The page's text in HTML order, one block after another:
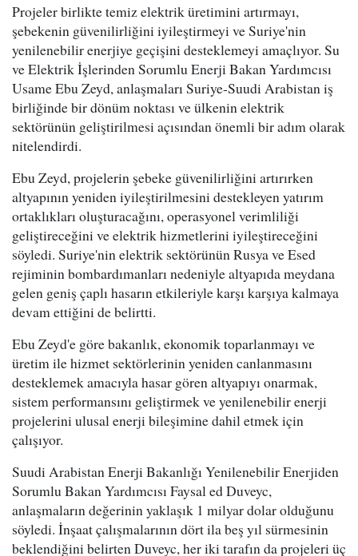
Projeler birlikte temiz elektrik üretimini artırmayı,
şebekenin güvenilirliğini iyileştirmeyi ve Suriye'nin
yenilenebilir enerjiye geçişini desteklemeyi amaçlıyor. Su
ve Elektrik İşlerinden Sorumlu Enerji Bakan Yardımcısı
Usame Ebu Zeyd, anlaşmaları Suriye-Suudi Arabistan iş
birliğinde bir dönüm noktası ve ülkenin elektrik
sektörünün geliştirilmesi açısından önemli bir adım olarak
nitelendirdi.
Ebu Zeyd, projelerin şebeke güvenilirliğini artırırken
altyapının yeniden iyileştirilmesini destekleyen yatırım
ortaklıkları oluşturacağını, operasyonel verimliliği
geliştireceğini ve elektrik hizmetlerini iyileştireceğini
söyledi. Suriye'nin elektrik sektörünün Rusya ve Esed
rejiminin bombardımanları nedeniyle altyapıda meydana
gelen geniş çaplı hasarın etkileriyle karşı karşıya kalmaya
devam ettiğini de belirtti.
Ebu Zeyd'e göre bakanlık, ekonomik toparlanmayı ve
üretim ile hizmet sektörlerinin yeniden canlanmasını
desteklemek amacıyla hasar gören altyapıyı onarmak,
sistem performansını geliştirmek ve yenilenebilir enerji
projelerini ulusal enerji bileşimine dahil etmek için
çalışıyor.
Suudi Arabistan Enerji Bakanlığı Yenilenebilir Enerjiden
Sorumlu Bakan Yardımcısı Faysal ed Duveyc,
anlaşmaların değerinin yaklaşık 1 milyar dolar olduğunu
söyledi. İnşaat çalışmalarının dört ila beş yıl sürmesinin
beklendiğini belirten Duveyc, her iki tarafın da projeleri üç